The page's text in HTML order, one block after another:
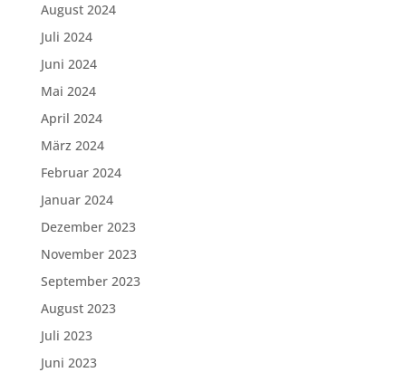
August 2024
Juli 2024
Juni 2024
Mai 2024
April 2024
März 2024
Februar 2024
Januar 2024
Dezember 2023
November 2023
September 2023
August 2023
Juli 2023
Juni 2023